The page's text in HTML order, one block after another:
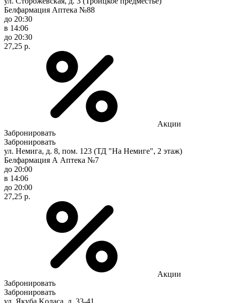
Белфармация Аптека №88
до 20:30
в 14:06
до 20:30
27,25 р.
Акции
Забронировать
Забронировать
ул. Немига, д. 8, пом. 123 (ТД "На Немиге", 2 этаж)
Белфармация А Аптека №7
до 20:00
в 14:06
до 20:00
27,25 р.
Акции
Забронировать
Забронировать
ул. Якуба Koлaca, д. 33-41